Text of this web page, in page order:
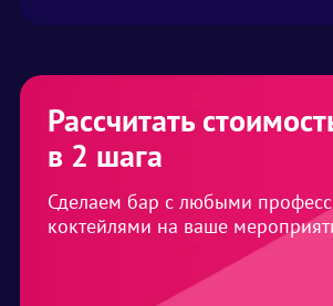
Рассчитать
в 2 шага
Сделаем бар с любыми
коктейлями на ваше